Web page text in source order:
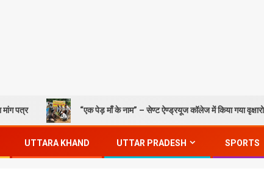
“एक पेड़ माँ के नाम” – सेण्ट ऐण्ड्रयूज कॉलेज में किया गया वृक्षारोपण
UTTARA KHAND UTTAR PRADESH SPORTS